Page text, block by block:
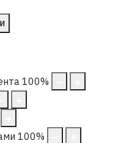
100%
100%